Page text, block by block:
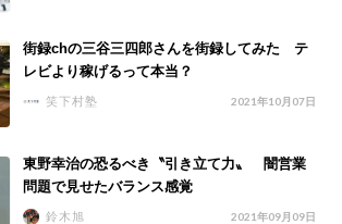
街録chの三谷三四郎さんを街録してみた テ
レビより稼げるって本当？
笑下村塾 2021年10月07日
東野幸治の恐るべき〝引き立て力〟 闇営業
問題で見せたバランス感覚
鈴木旭 2021年09月09日